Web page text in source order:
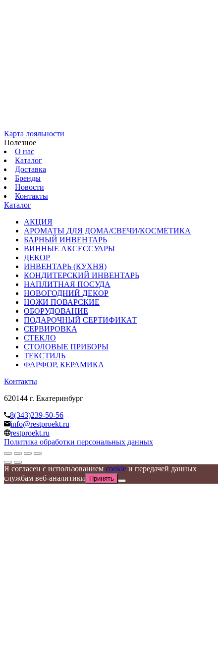
Карта лояльности
Полезное
О нас
Каталог
Доставка
Бренды
Новости
Контакты
Каталог
АКЦИЯ
АРОМАТЫ ДЛЯ ДОМА/СВЕЧИ/КОСМЕТИКА
БАРНЫЙ ИНВЕНТАРЬ
ВИННЫЕ АКСЕССУАРЫ
ДЕКОР
ИНВЕНТАРЬ (КУХНЯ)
КОНДИТЕРСКИЙ ИНВЕНТАРЬ
НАПЛИТНАЯ ПОСУДА
НОВОГОДНИЙ ДЕКОР
НОЖИ ПОВАРСКИЕ
ОБОРУДОВАНИЕ
ПОДАРОЧНЫЙ СЕРТИФИКАТ
СЕРВИРОВКА
СТЕКЛО
СТОЛОВЫЕ ПРИБОРЫ
ТЕКСТИЛЬ
ФАРФОР, КЕРАМИКА
Контакты
620144 г. Екатеринбург
8(343)239-50-56
info@restproekt.ru
restproekt.ru
Политика обработки персональных данных
Я согласен с использованием cookie и передачей данных
службам веб-аналитики
Принять